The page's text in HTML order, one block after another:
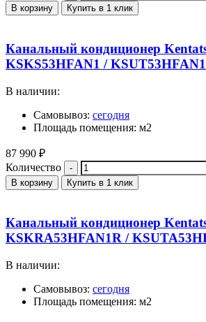
В корзину Купить в 1 клик
Канальный кондиционер
KSKS53HFAN1 /
В наличии:
Самовывоз: сегодня
Площадь помещения: м2
87 990 ₽
Количество
В корзину Купить в 1 клик
Канальный кондиционер
KSKRA53HFAN1R /
В наличии:
Самовывоз: сегодня
Площадь помещения: м2